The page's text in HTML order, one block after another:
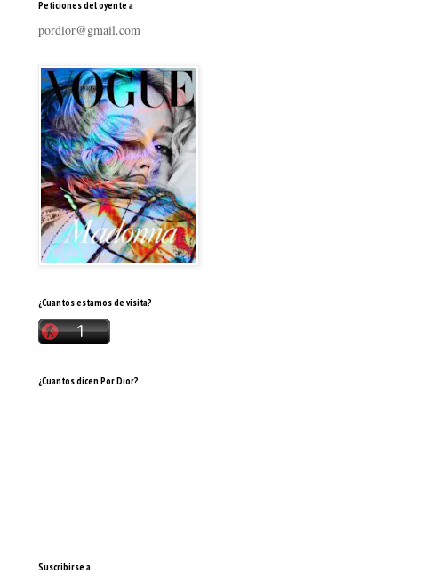
Peticiones del oyente a
pordior@gmail.com
¿Cuantos estamos de visita?
¿Cuantos dicen Por Dior?
Suscribirse a